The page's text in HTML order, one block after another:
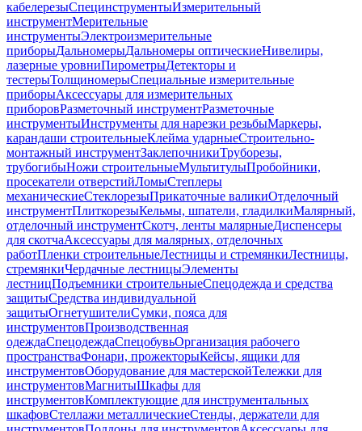
кабелерезыСпецинструментыИзмерительный
инструментМерительные
инструментыЭлектроизмерительные
приборыДальномерыДальномеры оптическиеНивелиры,
лазерные уровниПирометрыДетекторы и
тестерыТолщиномерыСпециальные измерительные
приборыАксессуары для измерительных
приборовРазметочный инструментРазметочные
инструментыИнструменты для нарезки резьбыМаркеры,
карандаши строительныеКлейма ударныеСтроительно-
монтажный инструментЗаклепочникиТруборезы,
трубогибыНожи строительныеМультитулыПробойники,
просекатели отверстийЛомыСтеплеры
механическиеСтеклорезыПрикаточные валикиОтделочный
инструментПлиткорезыКельмы, шпатели, гладилкиМалярный,
отделочный инструментСкотч, ленты малярныеДиспенсеры
для скотчаАксессуары для малярных, отделочных
работПленки строительныеЛестницы и стремянкиЛестницы,
стремянкиЧердачные лестницыЭлементы
лестницПодъемники строительныеСпецодежда и средства
защитыСредства индивидуальной
защитыОгнетушителиСумки, пояса для
инструментовПроизводственная
одеждаСпецодеждаСпецобувьОрганизация рабочего
пространстваФонари, прожекторыКейсы, ящики для
инструментовОборудование для мастерскойТележки для
инструментовМагнитыШкафы для
инструментовКомплектующие для инструментальных
шкафовСтеллажи металлическиеСтенды, держатели для